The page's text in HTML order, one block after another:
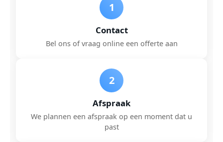
1
Contact
Bel ons of vraag online een offerte aan
2
Afspraak
We plannen een afspraak op een moment dat u
past